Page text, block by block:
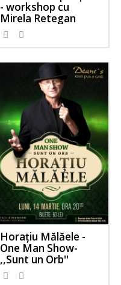
- workshop cu
Mirela Retegan
Horațiu Mălăele -
One Man Show-
,,Sunt un Orb''